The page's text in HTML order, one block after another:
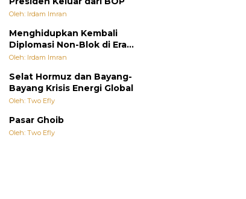
Oleh: Irdam Imran
Menghidupkan Kembali
Diplomasi Non-Blok di Era
Multipolar
Oleh: Irdam Imran
Selat Hormuz dan Bayang-
Bayang Krisis Energi Global
Oleh: Two Efly
Pasar Ghoib
Oleh: Two Efly